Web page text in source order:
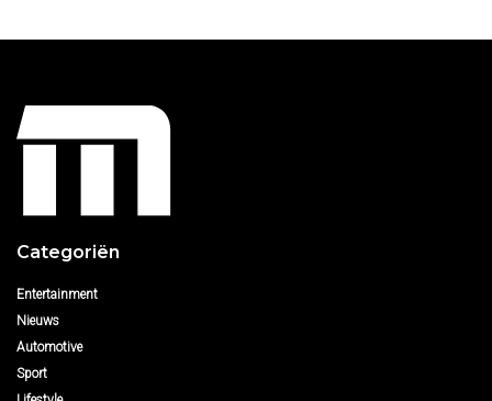
Categoriën
Entertainment
Nieuws
Automotive
Sport